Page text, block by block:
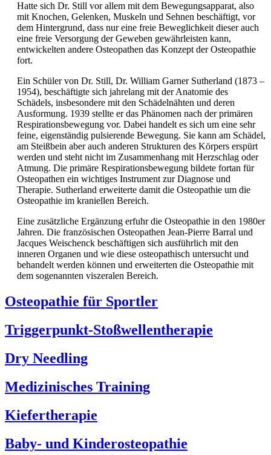
Hatte sich Dr. Still vor allem mit dem Bewegungsapparat, also
mit Knochen, Gelenken, Muskeln und Sehnen beschäftigt, vor
dem Hintergrund, dass nur eine freie Beweglichkeit dieser auch
eine freie Versorgung der Geweben gewährleisten kann,
entwickelten andere Osteopathen das Konzept der Osteopathie
fort.
Ein Schüler von Dr. Still, Dr. William Garner Sutherland (1873 –
1954), beschäftigte sich jahrelang mit der Anatomie des
Schädels, insbesondere mit den Schädelnähten und deren
Ausformung. 1939 stellte er das Phänomen nach der primären
Respirationsbewegung vor. Dabei handelt es sich um eine sehr
feine, eigenständig pulsierende Bewegung. Sie kann am Schädel,
am Steißbein aber auch anderen Strukturen des Körpers erspürt
werden und steht nicht im Zusammenhang mit Herzschlag oder
Atmung. Die primäre Respirationsbewegung bildete fortan für
Osteopathen ein wichtiges Instrument zur Diagnose und
Therapie. Sutherland erweiterte damit die Osteopathie um die
Osteopathie im kraniellen Bereich.
Eine zusätzliche Ergänzung erfuhr die Osteopathie in den 1980er
Jahren. Die französischen Osteopathen Jean-Pierre Barral und
Jacques Weischenck beschäftigen sich ausführlich mit den
inneren Organen und wie diese osteopathisch untersucht und
behandelt werden können und erweiterten die Osteopathie mit
dem sogenannten viszeralen Bereich.
Osteopathie für Sportler
Triggerpunkt-Stoßwellentherapie
Dry Needling
Medizinisches Training
Kiefertherapie
Baby- und Kinderosteopathie